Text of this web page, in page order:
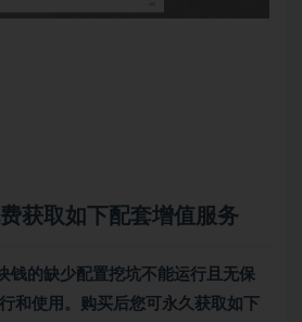
获取如下配套增值服务
钱的缺少配置挖坑不能运行且无保
和使用。购买后您可永久获取如下